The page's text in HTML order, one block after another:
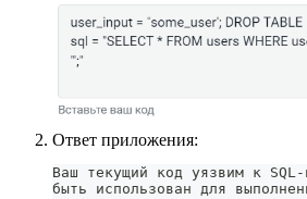
Ответ приложения:
Ваш текущий код уязвим к
быть использован для